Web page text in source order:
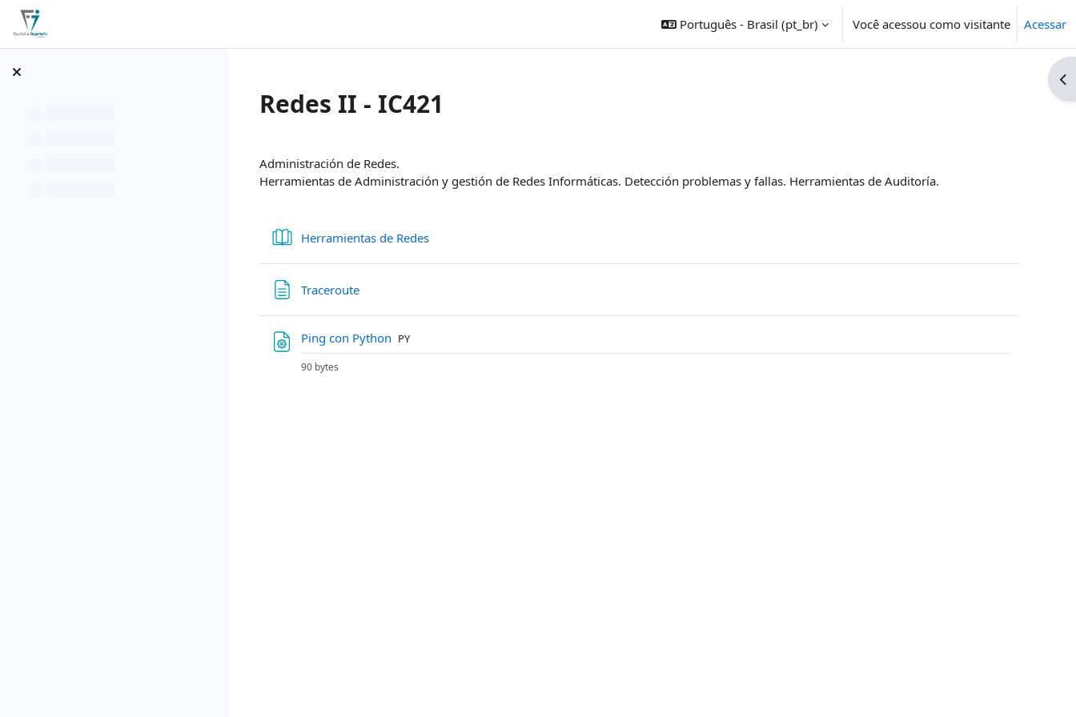
Ir para o conteúdo principal
Português - Brasil ‎(pt_br)‎ Você acessou como visitante Acessar
Redes II - IC421
Contorno da seção
Administración de Redes.
Herramientas de Administración y gestión de Redes Informáticas. Detección problemas y fallas. Herramientas de Auditoría.
Herramientas de RedesLivro
TraceroutePágina
Ping con Python Arquivo
PY
90 bytes